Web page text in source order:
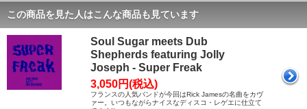
この商品を見た人はこんな商品も見ています
Soul Sugar meets Dub
Shepherds featuring Jolly
Joseph - Super Freak
3,050円(税込)
フランスの人気バンドが今回はRick Jamesの名曲をカヴ
ァー。いつもながらナイスなディスコ・レゲエに仕立て